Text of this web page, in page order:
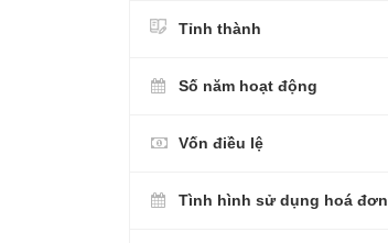
Tỉnh thành
Số năm hoạt động
Vốn điều lệ
Tình hình sử dụng hoá đơn